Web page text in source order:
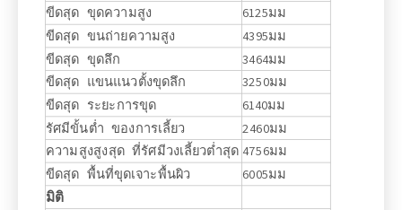
ขีดสุด ขุดความสูง
6125มม
ขีดสุด ขนถ่ายความสูง
4395มม
ขีดสุด ขุดลึก
3464มม
ขีดสุด แขนแนวตั้งขุดลึก
3250มม
ขีดสุด ระยะการขุด
6140มม
รัศมีขั้นต่ำ ของการเลี้ยว
2460มม
ความสูงสูงสุด ที่รัศมีวงเลี้ยวต่ำสุด 4756มม
ขีดสุด พื้นที่ขุดเจาะพื้นผิว
6005มม
มิติ